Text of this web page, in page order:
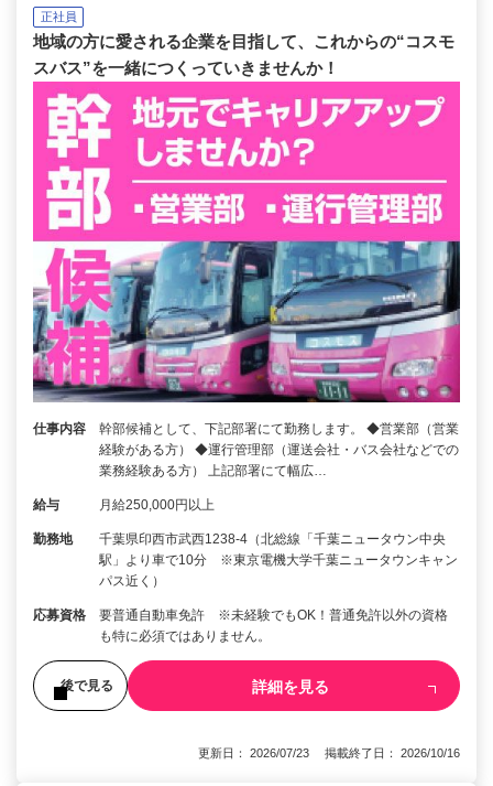
正社員
地域の方に愛される企業を目指して、これからの“コスモ
スバス”を一緒につくっていきませんか！
仕事内容
幹部候補として、下記部署にて勤務します。 ◆営業部（営業
経験がある方） ◆運行管理部（運送会社・バス会社などでの
業務経験ある方） 上記部署にて幅広…
給与 月給250,000円以上
勤務地
千葉県印西市武西1238-4（北総線「千葉ニュータウン中央
駅」より車で10分 ※東京電機大学千葉ニュータウンキャン
パス近く）
応募資格
要普通自動車免許 ※未経験でもOK！普通免許以外の資格
も特に必須ではありません。
後で見る 詳細を見る
更新日： 2026/07/23 掲載終了日： 2026/10/16